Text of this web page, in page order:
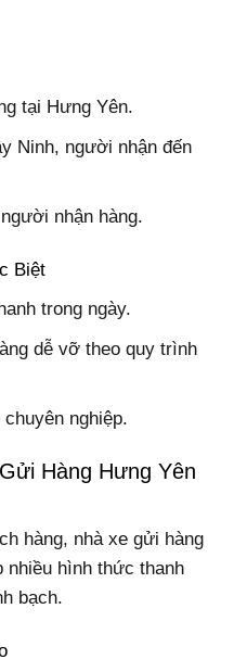
tại Hưng Yên.
Ninh, người nhận đến
nhận hàng.
Biệt
trong ngày.
dễ vỡ theo quy trình
nghiệp.
Hàng Hưng Yên
hàng, nhà xe gửi hàng
nhiều hình thức thanh
bạch.